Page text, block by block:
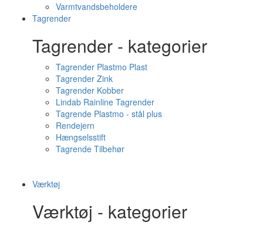
Varmtvandsbeholdere
Tagrender
Tagrender - kategorier
Tagrender Plastmo Plast
Tagrender Zink
Tagrender Kobber
Lindab Rainline Tagrender
Tagrende Plastmo - stål plus
Rendejern
Hængselsstift
Tagrende Tilbehør
Værktøj
Værktøj - kategorier